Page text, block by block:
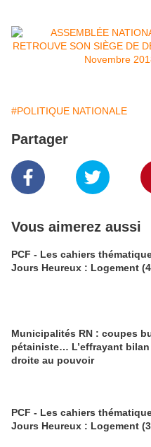
#POLITIQUE NATIONALE
Partager
Vous aimerez aussi
PCF - Les cahiers
Jours Heureux : Logement
Municipalités RN : coupes
pétainiste… L’effrayant bilan
droite au pouvoir
PCF - Les cahiers
Jours Heureux : Logement